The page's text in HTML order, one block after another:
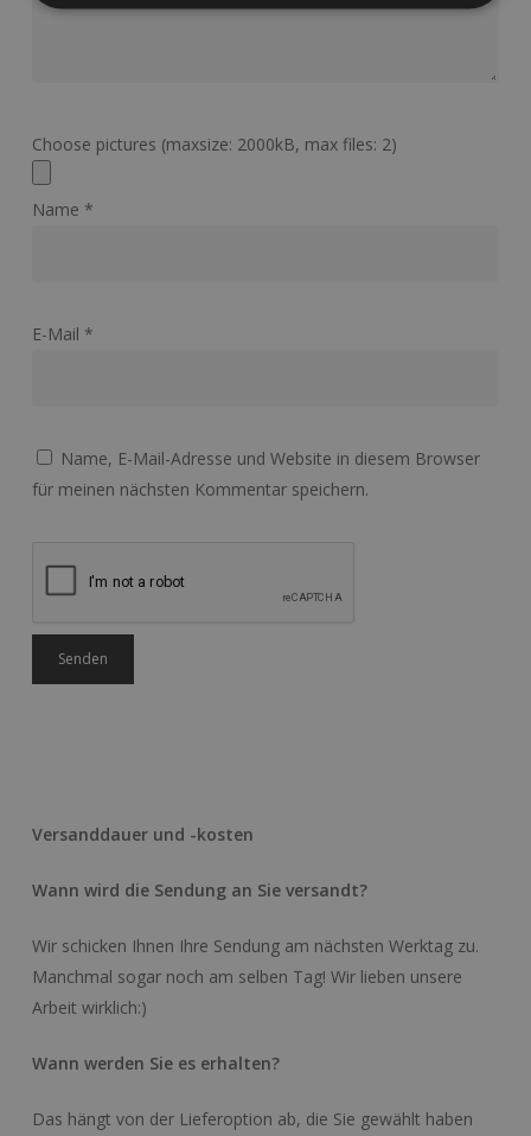
Choose pictures (maxsize: 2000kB, max files: 2)
Name *
E-Mail *
Name, E-Mail-Adresse und Website in diesem Browser
für meinen nächsten Kommentar speichern.
Versanddauer und -kosten
Wann wird die Sendung an Sie versandt?
Wir schicken Ihnen Ihre Sendung am nächsten Werktag zu.
Manchmal sogar noch am selben Tag! Wir lieben unsere
Arbeit wirklich:)
Wann werden Sie es erhalten?
Das hängt von der Lieferoption ab, die Sie gewählt haben